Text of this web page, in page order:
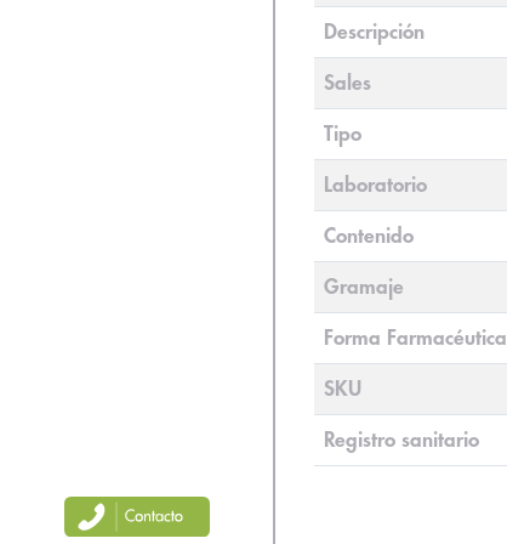
Descripción
Sales
Tipo
Laboratorio
Contenido
Gramaje
Forma Farmacéutica
SKU
Registro sanitario